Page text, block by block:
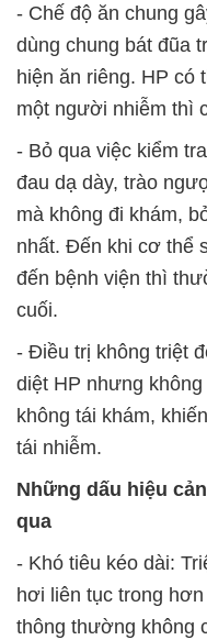
- Chế độ ăn chung
dùng chung bát đũa
hiện ăn riêng. HP có
một người nhiễm thì
- Bỏ qua việc kiểm
đau dạ dày, trào
mà không đi khám,
nhất. Đến khi cơ thể
đến bệnh viện thì
cuối.
- Điều trị không triệt
diệt HP nhưng
không tái khám,
tái nhiễm.
Những dấu hiệu
qua
- Khó tiêu kéo dài:
hơi liên tục trong
thông thường không